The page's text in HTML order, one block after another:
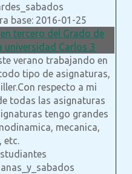
base: 2016-01-25
tercero del Grado de
universidad Carlos 3
verano trabajando en
tipo de asignaturas,
respecto a mi
todas las asignaturas
tengo grandes
mecanica,
etc.